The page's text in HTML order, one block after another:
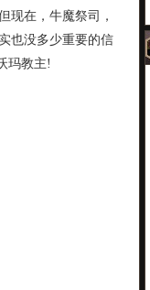
现在，牛魔祭司，
也没多少重要的信
玛教主!